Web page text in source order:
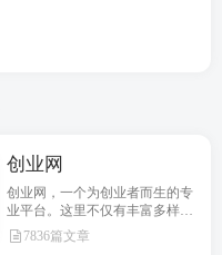
创业网
创业网，一个为创业者而生的专
业平台。这里不仅有丰富多样的
创业项目，还提供最新的创业资
讯和实用的创业指导。无论你是
7836篇文章